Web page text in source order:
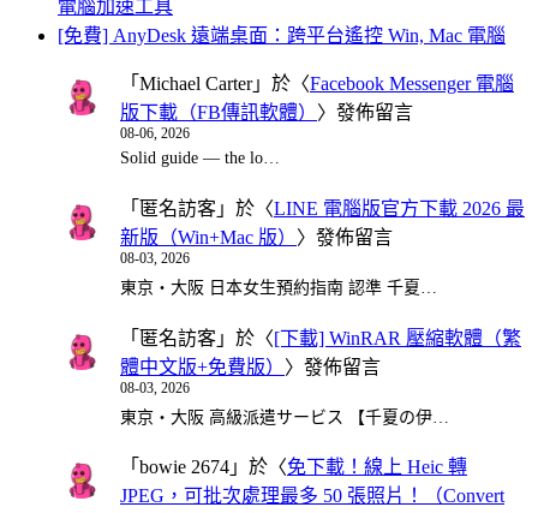
電腦加速工具
[免費] AnyDesk 遠端桌面：跨平台遙控 Win, Mac 電腦
「 Michael Carter」於〈Facebook Messenger 電腦
版下載（FB傳訊軟體） 〉發佈留言
08-06, 2026
Solid guide — the lo…
「 匿名訪客 」於〈LINE 電腦版官方下載 2026 最
新版（Win+Mac 版） 〉發佈留言
08-03, 2026
東京・大阪 日本女生預約指南 認準 千夏…
「 匿名訪客 」於〈[下載] WinRAR 壓縮軟體（繁
體中文版+免費版） 〉發佈留言
08-03, 2026
東京・大阪 高級派遣サービス 【千夏の伊…
「 bowie 2674 」於〈免下載！線上 Heic 轉
JPEG，可批次處理最多 50 張照片！（Convert